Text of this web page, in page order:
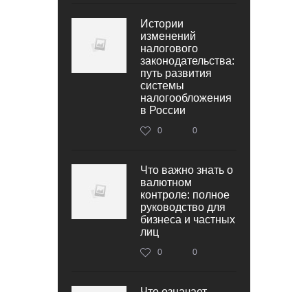
Истории
изменений
налогового
законодательства:
путь развития
системы
налогообложения
в России
0 0
Что важно знать о
валютном
контроле: полное
руководство для
бизнеса и частных
лиц
0 0